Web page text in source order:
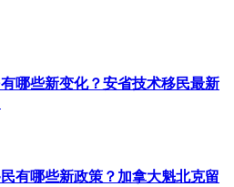
哪些新变化？安省技术移民最新
有哪些新政策？加拿大魁北克留